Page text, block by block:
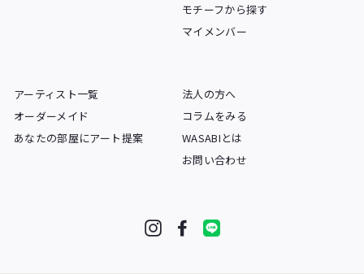
モチーフから探す
マイメンバー
アーティスト一覧
オーダーメイド
あなたの部屋にアート提案
法人の方へ
コラムをみる
WASABIとは
お問い合わせ